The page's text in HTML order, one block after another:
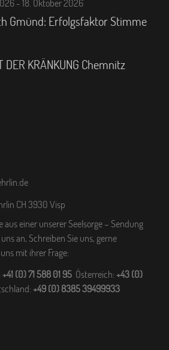
- 18. Oktober 2026
Gmünd: Erfolgsfaktor Stimme
DER KRÄNKUNG Chemnitz
CH 3930 Visp
aus einer unserer Seelsorge – Sendung
an, Schreiben Sie uns, gerne
mit ihrer Frage:
+41 (0) 71 588 01 95 Österreich: +43 (0)
+49 (0) 8385 39499933